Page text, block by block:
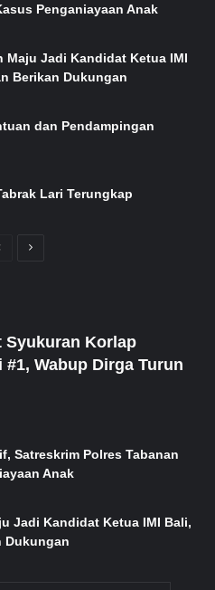
Penganiayaan Anak
Maju Jadi Kandidat Ketua IMI
Berikan Dukungan
dan Pendampingan
Lari Terungkap
PreviousNext
Syukuran Korlap
Wabup Dirga Turun
Satreskrim Polres Tabanan
Anak
Jadi Kandidat Ketua IMI Bali,
Dukungan